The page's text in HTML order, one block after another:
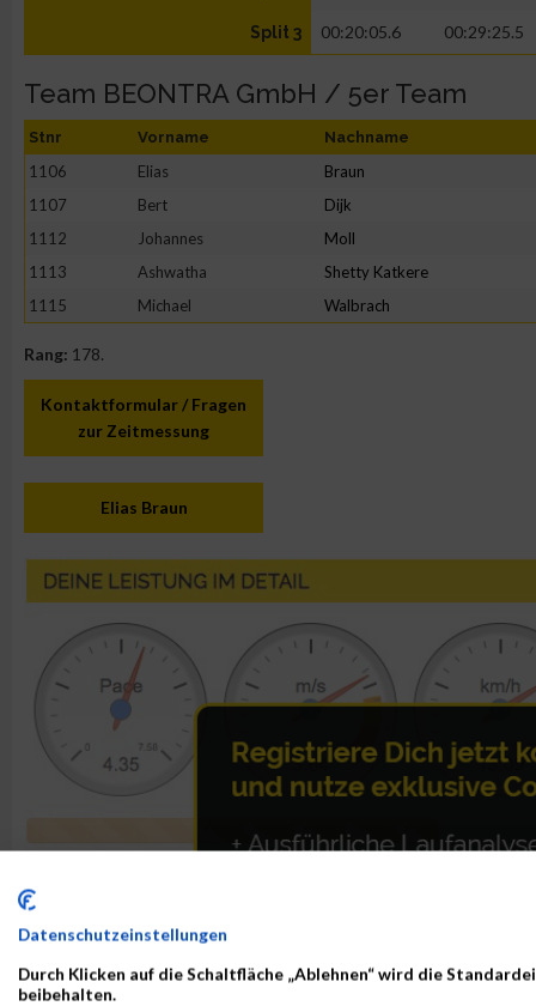
Split 3 00:20:05.6 00:29:25.5
Team BEONTRA GmbH / 5er Team
Stnr Vorname Nachname
1106 Elias Braun
1107
Bert Dijk
1112
Johannes Moll
1113
Ashwatha Shetty Katkere
1115
Michael Walbrach
Rang: 178.
Kontaktformular / Fragen
zur Zeitmessung
Elias Braun
Datenschutzeinstellungen
Durch Klicken auf die Schaltfläche „Ablehnen“ wird die
beibehalten.